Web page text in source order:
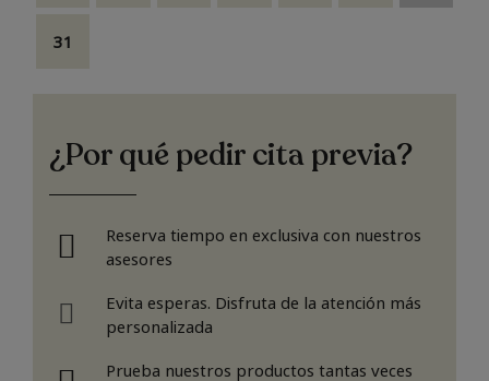
31
¿Por qué pedir cita previa?
Reserva tiempo en exclusiva con nuestros
asesores
Evita esperas. Disfruta de la atención más
personalizada
Prueba nuestros productos tantas veces